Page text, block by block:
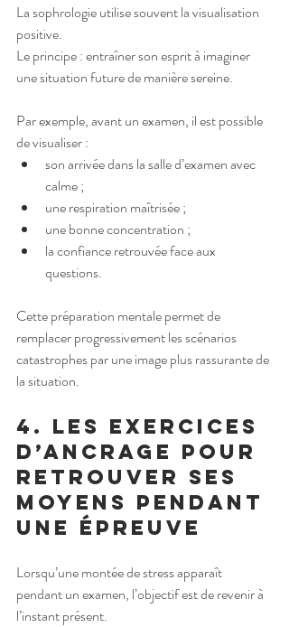
La sophrologie utilise souvent la visualisation
positive.
Le principe : entraîner son esprit à imaginer
une situation future de manière sereine.
Par exemple, avant un examen, il est possible
de visualiser :
son arrivée dans la salle d’examen avec
calme ;
une respiration maîtrisée ;
une bonne concentration ;
la confiance retrouvée face aux
questions.
Cette préparation mentale permet de
remplacer progressivement les scénarios
catastrophes par une image plus rassurante de
la situation.
4. Les exercices
d’ancrage pour
retrouver ses
moyens pendant
une épreuve
Lorsqu’une montée de stress apparaît
pendant un examen, l’objectif est de revenir à
l’instant présent.